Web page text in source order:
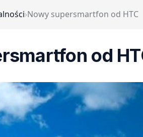
›Nowy supersmartfon od HTC
od